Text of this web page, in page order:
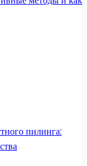
пилинга: